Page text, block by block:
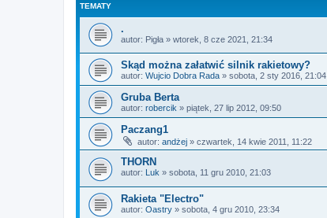
TEMATY
.
autor: Pigła » wtorek, 8 cze 2021, 21:34
Skąd można załatwić silnik rakietowy?
autor: Wujcio Dobra Rada » sobota, 2 sty 2016, 21:04
Gruba Berta
autor: robercik » piątek, 27 lip 2012, 09:50
Paczang1
autor: andżej » czwartek, 14 kwie 2011, 11:22
THORN
autor: Luk » sobota, 11 gru 2010, 21:03
Rakieta "Electro"
autor: Oastry » sobota, 4 gru 2010, 23:34